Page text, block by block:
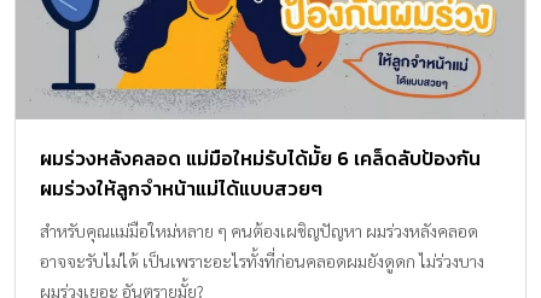
ผมร่วงหลังคลอด แม่มือใหม่รับได้มั้ย 6 เคล็ดลับป้องกัน
ผมร่วงให้ลูกจำหน้าแม่ได้แบบสวยๆ
สำหรับคุณแม่มือใหม่หลาย ๆ คนต้องเผชิญปัญหา ผมร่วงหลังคลอด
อาจจะรับไม่ได้ เป็นเพราะอะไรทั้งที่ก่อนคลอดผมยังดูดก ไม่ร่วงบาง
ผมร่วงเยอะ อันตรายมั้ย?